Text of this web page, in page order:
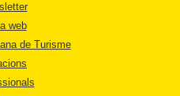
web
de Turisme